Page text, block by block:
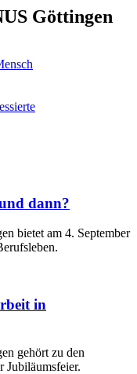
Göttingen
dann?
bietet am 4. September
in
gehört zu den
Jubiläumsfeier.